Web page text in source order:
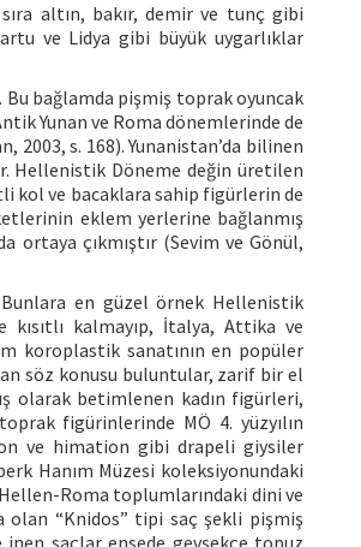
altın, bakır, demir ve tunç gibi
ve Lidya gibi büyük uygarlıklar
bağlamda pişmiş toprak oyuncak
Yunan ve Roma dönemlerinde de
s. 168). Yunanistan’da bilinen
Hellenistik Döneme değin üretilen
kol ve bacaklara sahip figürlerin de
eklem yerlerine bağlanmış
ortaya çıkmıştır (Sevim ve Gönül,
en güzel örnek Hellenistik
kalmayıp, İtalya, Attika ve
koroplastik sanatının en popüler
söz konusu buluntular, zarif bir el
olarak betimlenen kadın figürleri,
figürinlerinde MÖ 4. yüzyılın
ve himation gibi drapeli giysiler
Hanım Müzesi koleksiyonundaki
Roma toplumlarındaki dini ve
olan “Knidos” tipi saç şekli pişmiş